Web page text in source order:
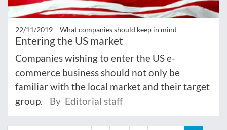
22/11/2019 – What companies should keep in mind
Entering the US market
Companies wishing to enter the US e-
commerce business should not only be
familiar with the local market and their target
group.
By Editorial staff